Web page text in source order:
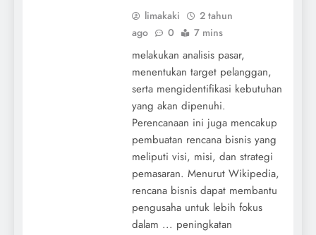
limakaki
2 tahun
ago
0 7 mins
melakukan analisis pasar,
menentukan target pelanggan,
serta mengidentifikasi kebutuhan
yang akan dipenuhi.
Perencanaan ini juga mencakup
pembuatan rencana bisnis yang
meliputi visi, misi, dan strategi
pemasaran. Menurut Wikipedia,
rencana bisnis dapat membantu
pengusaha untuk lebih fokus
dalam ... peningkatan